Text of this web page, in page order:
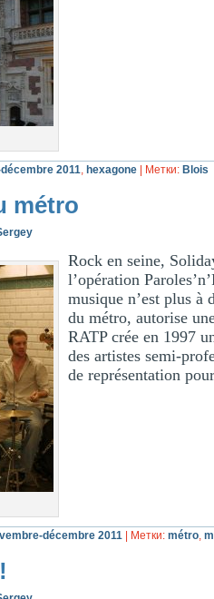
2011, hexagone Метки: Blois
métro
Rock en seine,
l’opération
musique n’est plus à
du métro, autorise
RATPcrée en 1997
des artistes semi-
de représentation
décembre 2011 Метки: métro,